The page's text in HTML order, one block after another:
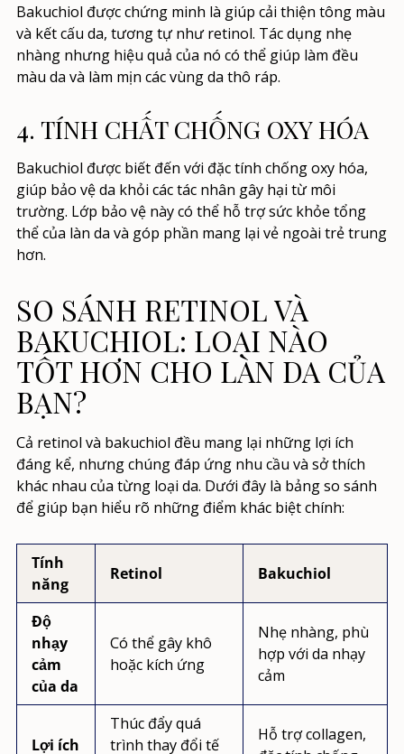
Bakuchiol được chứng minh là giúp cải thiện tông màu
và kết cấu da, tương tự như retinol. Tác dụng nhẹ
nhàng nhưng hiệu quả của nó có thể giúp làm đều
màu da và làm mịn các vùng da thô ráp.
4. TÍNH CHẤT CHỐNG OXY HÓA
Bakuchiol được biết đến với đặc tính chống oxy hóa,
giúp bảo vệ da khỏi các tác nhân gây hại từ môi
trường. Lớp bảo vệ này có thể hỗ trợ sức khỏe tổng
thể của làn da và góp phần mang lại vẻ ngoài trẻ trung
hơn.
SO SÁNH RETINOL VÀ
BAKUCHIOL: LOẠI NÀO
TỐT HƠN CHO LÀN DA CỦA
BẠN?
Cả retinol và bakuchiol đều mang lại những lợi ích
đáng kể, nhưng chúng đáp ứng nhu cầu và sở thích
khác nhau của từng loại da. Dưới đây là bảng so sánh
để giúp bạn hiểu rõ những điểm khác biệt chính:
Tính
năng
Retinol Bakuchiol
Độ
nhạy
cảm
của da
Có thể gây khô
hoặc kích ứng
Nhẹ nhàng, phù
hợp với da nhạy
cảm
Lợi ích
Thúc đẩy quá
trình thay đổi tế
Hỗ trợ collagen,